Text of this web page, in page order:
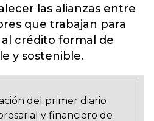
las alianzas entre
que trabajan para
crédito formal de
y sostenible.
del primer diario
y financiero de